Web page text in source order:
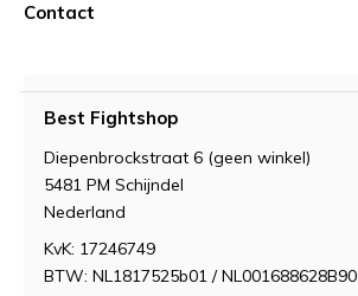
Contact
Best Fightshop
Diepenbrockstraat 6 (geen winkel)
5481 PM Schijndel
Nederland
KvK: 17246749
BTW: NL1817525b01 / NL001688628B90